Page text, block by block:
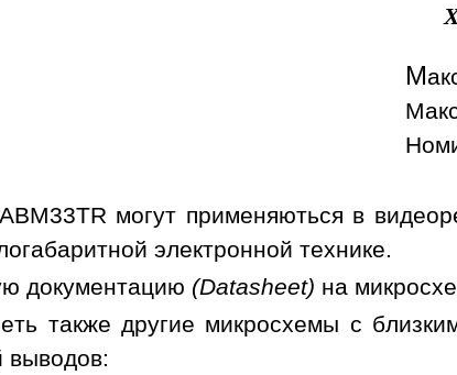
М
могут применяються в
электронной технике.
документацию (Datasheet) на
также другие микросхемы с
выводов: